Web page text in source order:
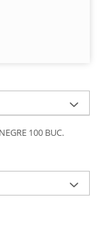
100 BUC.